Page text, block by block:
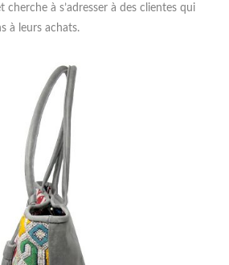
cherche à s’adresser à des clientes qui
à leurs achats.